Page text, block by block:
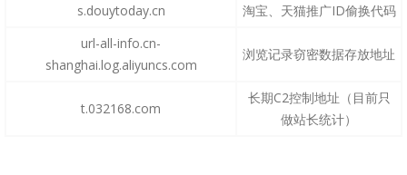
s.douytoday.cn
淘宝、天猫推广ID偷换代码
url-all-info.cn-
shanghai.log.aliyuncs.com
浏览记录窃密数据存放地址
t.032168.com
长期C2控制地址（目前只
做站长统计）